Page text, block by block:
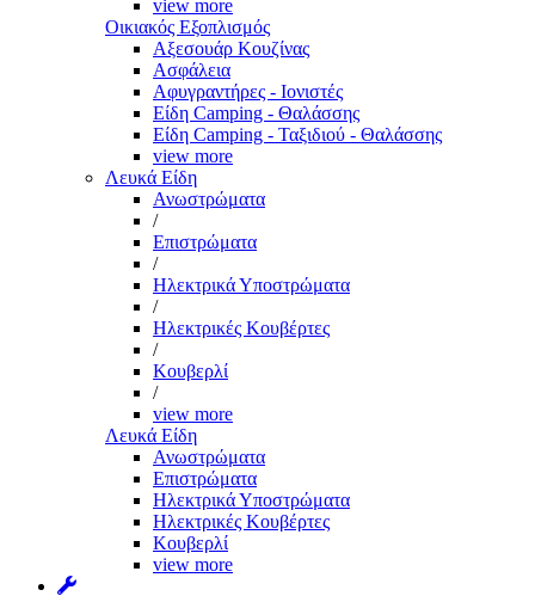
view more
Οικιακός Εξοπλισμός
Αξεσουάρ Κουζίνας
Ασφάλεια
Αφυγραντήρες - Ιονιστές
Είδη Camping - Θαλάσσης
Είδη Camping - Ταξιδιού - Θαλάσσης
view more
Λευκά Είδη
Ανωστρώματα
/
Επιστρώματα
/
Ηλεκτρικά Υποστρώματα
/
Ηλεκτρικές Κουβέρτες
/
Κουβερλί
/
view more
Λευκά Είδη
Ανωστρώματα
Επιστρώματα
Ηλεκτρικά Υποστρώματα
Ηλεκτρικές Κουβέρτες
Κουβερλί
view more